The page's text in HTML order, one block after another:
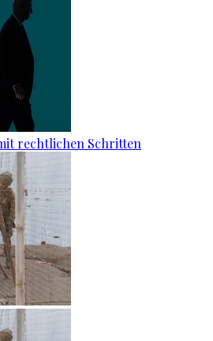
rechtlichen Schritten